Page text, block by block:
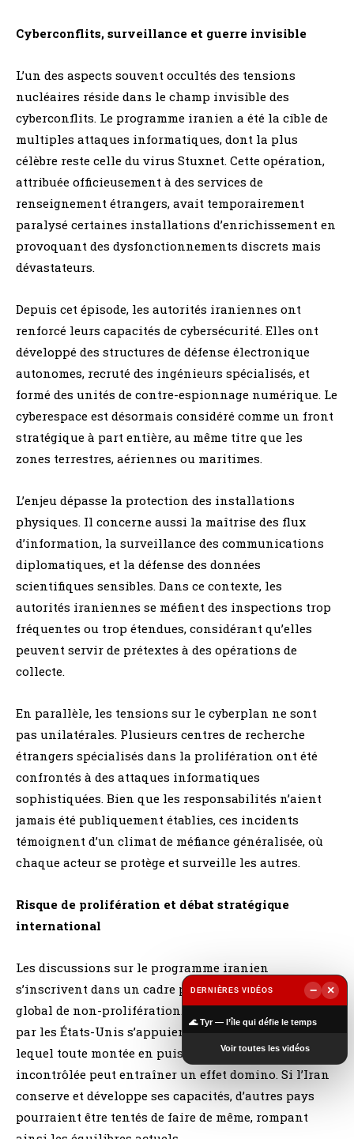
Cyberconflits, surveillance et guerre invisible
L’un des aspects souvent occultés des tensions
nucléaires réside dans le champ invisible des
cyberconflits. Le programme iranien a été la cible de
multiples attaques informatiques, dont la plus
célèbre reste celle du virus Stuxnet. Cette opération,
attribuée officieusement à des services de
renseignement étrangers, avait temporairement
paralysé certaines installations d’enrichissement en
provoquant des dysfonctionnements discrets mais
dévastateurs.
Depuis cet épisode, les autorités iraniennes ont
renforcé leurs capacités de cybersécurité. Elles ont
développé des structures de défense électronique
autonomes, recruté des ingénieurs spécialisés, et
formé des unités de contre-espionnage numérique. Le
cyberespace est désormais considéré comme un front
stratégique à part entière, au même titre que les
zones terrestres, aériennes ou maritimes.
L’enjeu dépasse la protection des installations
physiques. Il concerne aussi la maîtrise des flux
d’information, la surveillance des communications
diplomatiques, et la défense des données
scientifiques sensibles. Dans ce contexte, les
autorités iraniennes se méfient des inspections trop
fréquentes ou trop étendues, considérant qu’elles
peuvent servir de prétextes à des opérations de
collecte.
En parallèle, les tensions sur le cyberplan ne sont
pas unilatérales. Plusieurs centres de recherche
étrangers spécialisés dans la prolifération ont été
confrontés à des attaques informatiques
sophistiquées. Bien que les responsabilités n’aient
jamais été publiquement établies, ces incidents
témoignent d’un climat de méfiance généralisée, où
chaque acteur se protège et surveille les autres.
Risque de prolifération et débat stratégique
international
Les discussions sur le programme iranien
s’inscrivent dans un cadre plus large, celui du régime
global de non-prolifération. Les critiques formulées
par les États-Unis s’appuient sur l’argument selon
lequel toute montée en puissance technologique
incontrôlée peut entraîner un effet domino. Si l’Iran
conserve et développe ses capacités, d’autres pays
pourraient être tentés de faire de même, rompant
DERNIÈRES VIDÉOS −
×
🌊 Tyr — l’île qui défie le temps
Voir toutes les vidéos